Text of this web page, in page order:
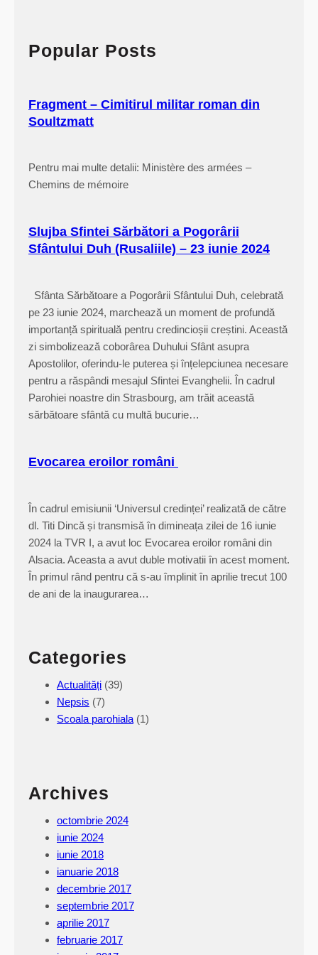
h
Popular Posts
Fragment – Cimitirul militar roman din
Soultzmatt
Pentru mai multe detalii: Ministère des armées –
Chemins de mémoire
Slujba Sfintei Sărbători a Pogorârii
Sfântului Duh (Rusaliile) – 23 iunie 2024
Sfânta Sărbătoare a Pogorârii Sfântului Duh, celebrată
pe 23 iunie 2024, marchează un moment de profundă
importanță spirituală pentru credincioșii creștini. Această
zi simbolizează coborârea Duhului Sfânt asupra
Apostolilor, oferindu-le puterea și înțelepciunea necesare
pentru a răspândi mesajul Sfintei Evanghelii. În cadrul
Parohiei noastre din Strasbourg, am trăit această
sărbătoare sfântă cu multă bucurie…
Evocarea eroilor români
În cadrul emisiunii ‘Universul credinței’ realizată de către
dl. Titi Dincă și transmisă în dimineața zilei de 16 iunie
2024 la TVR I, a avut loc Evocarea eroilor români din
Alsacia. Aceasta a avut duble motivatii în acest moment.
În primul rând pentru că s-au împlinit în aprilie trecut 100
de ani de la inaugurarea…
Categories
Actualități (39)
Nepsis (7)
Scoala parohiala (1)
Archives
octombrie 2024
iunie 2024
iunie 2018
ianuarie 2018
decembrie 2017
septembrie 2017
aprilie 2017
februarie 2017